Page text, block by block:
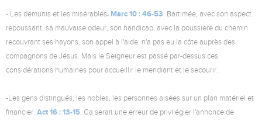
- Les démunis et les misérables. Marc 10 : 46-53. Bartimée, avec son aspect
repoussant, sa mauvaise odeur, son handicap, avec la poussière du chemin
recouvrant ses hayons, son appel à l'aide, n'a pas eu la côte auprès des
compagnons de Jésus. Mais le Seigneur est passé par-dessus ces
considérations humaines pour accueillir le mendiant et le secourir.
-Les gens distingués, les nobles, les personnes aisées sur un plan matériel et
financier. Act 16 : 13-15. Ca serait une erreur de privilégier l'annonce de